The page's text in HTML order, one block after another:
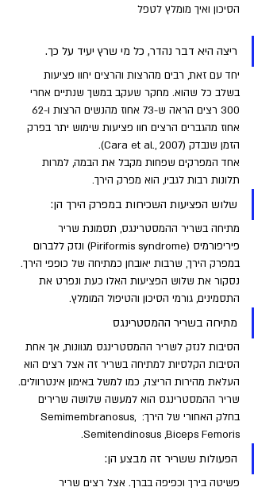
הסיכון ואיך מומלץ לטפל
ריצה היא דבר נהדר, כל מי שרץ יעיד על כך.
יחד עם זאת, רבים מהרצות והרצים יחוו פציעות
בשלב כל שהוא. מחקר שעקב במשך שנתיים אחרי
אחוז מהגברים הרצים חוו פציעות שימוש יתר בפרק
הזמן שנבדק (Cara et al., 2007).
אחד המפרקים שפחות מקבל את הבמה, למרות
תלונות רבות לגביו, הוא מפרק הירך.
שלוש הפציעות השכיחות במפרק הירך הן:
מתיחה בשריר ההמסטרינגס, תסמונת שריר
פיריפורמיס (Piriformis syndrome) ונזק ללברום
במפרק הירך, שרבות יאובחן כמתיחה של כופפי הירך.
נסקור את שלוש הפציעות האלו כעת ונפרט את
התסמינים, גורמי הסיכון והטיפול המומלץ.
מתיחה בשריר ההמסטרינגס
הסיבות לנזק לשריר ההמסטרינגס מגוונות, אך אחת
הסיבות הקלסיות למתיחה בשריר זה אצל רצים הוא
העלאת מהירות הריצה, כמו למשל באימון אינטרוולים.
שריר ההמסטרינגס הוא למעשה שלושה שרירים
בחלק האחורי של הירך: Semimembranosus,
Semitendinosus ,Biceps Femoris.
הפעולות ששריר זה מבצע הן:
פשיטה בירך וכפיפה בברך. אצל רצים שריר